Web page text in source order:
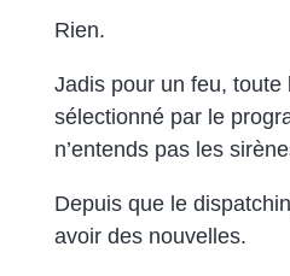
Rien.
Jadis pour un feu, toute
sélectionné par le
n’entends pas les
Depuis que le
avoir des nouvelles.